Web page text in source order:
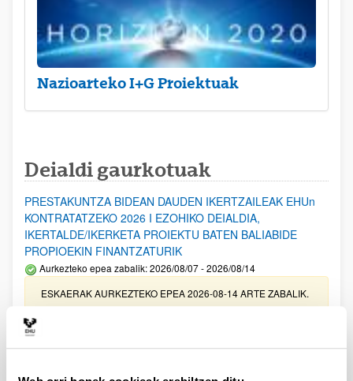
Nazioarteko I+G Proiektuak
Deialdi gaurkotuak
PRESTAKUNTZA BIDEAN DAUDEN IKERTZAILEAK EHUn
KONTRATATZEKO 2026 I EZOHIKO DEIALDIA,
IKERTALDE/IKERKETA PROIEKTU BATEN BALIABIDE
PROPIOEKIN FINANTZATURIK
Aurkezteko epea zabalik: 2026/08/07 - 2026/08/14
ESKAERAK AURKEZTEKO EPEA 2026-08-14 ARTE ZABALIK.
UPV/EHUn Azpiegitura Zientifikoa eta Funts Bibliografikoak
erosi eta berritzeko laguntzak 2026